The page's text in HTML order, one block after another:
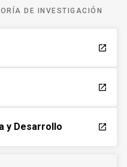
DE INVESTIGACIÓN
launch
launch
y Desarrollo launch